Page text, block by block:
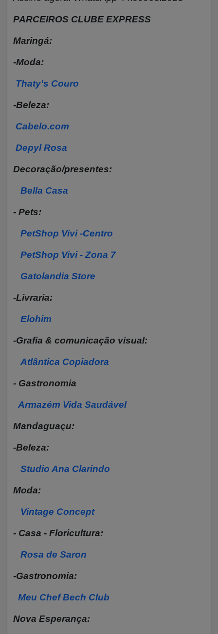
PARCEIROS CLUBE EXPRESS
Maringá:
-Moda:
Thaty's Couro
-Beleza:
Cabelo.com
Depyl Rosa
Decoração/presentes:
Bella Casa
- Pets:
PetShop Vivi -Centro
PetShop Vivi - Zona 7
Gatolandia Store
-Livraria:
Elohim
-Grafia & comunicação visual:
Atlântica Copiadora
- Gastronomia
Armazém Vida Saudável
Mandaguaçu:
-Beleza:
Studio Ana Clarindo
Moda:
Vintage Concept
- Casa - Floricultura:
Rosa de Saron
-Gastronomia:
Meu Chef Bech Club
Nova Esperança: